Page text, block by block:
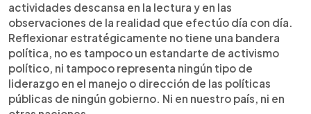
actividades descansa en la lectura y en las
observaciones de la realidad que efectúo día con día.
Reflexionar estratégicamente no tiene una bandera
política, no es tampoco un estandarte de activismo
político, ni tampoco representa ningún tipo de
liderazgo en el manejo o dirección de las políticas
públicas de ningún gobierno. Ni en nuestro país, ni en